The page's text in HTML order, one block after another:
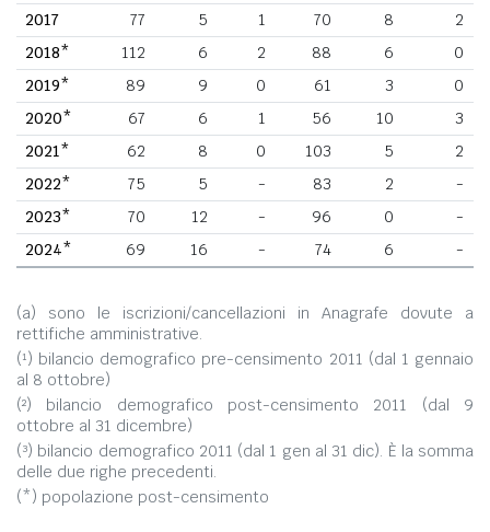
2017
77 5 1 70 8
2
2018*
112 6 2 88 6
0
2019*
89 9 0 61 3
0
2020*
67 6 1 56 10
3
2021*
62 8 0 103 5
2
2022*
75 5 - 83 2
-
2023*
70 12 - 96 0
-
2024*
69 16 - 74 6 -
(a) sono le iscrizioni/cancellazioni in Anagrafe dovute a
rettifiche amministrative.
(¹) bilancio demografico pre-censimento 2011 (dal 1 gennaio
al 8 ottobre)
(²) bilancio demografico post-censimento 2011 (dal 9
ottobre al 31 dicembre)
(³) bilancio demografico 2011 (dal 1 gen al 31 dic). È la somma
delle due righe precedenti.
(*) popolazione post-censimento